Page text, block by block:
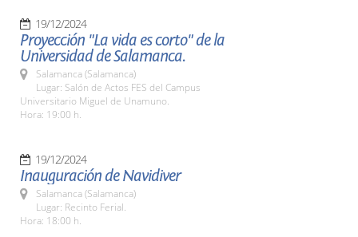
19/12/2024
Proyección "La vida es corto" de la
Universidad de Salamanca.
Salamanca (Salamanca)
Lugar: Salón de Actos FES del Campus
Universitario Miguel de Unamuno.
Hora: 19:00 h.
19/12/2024
Inauguración de Navidiver
Salamanca (Salamanca)
Lugar: Recinto Ferial.
Hora: 18:00 h.